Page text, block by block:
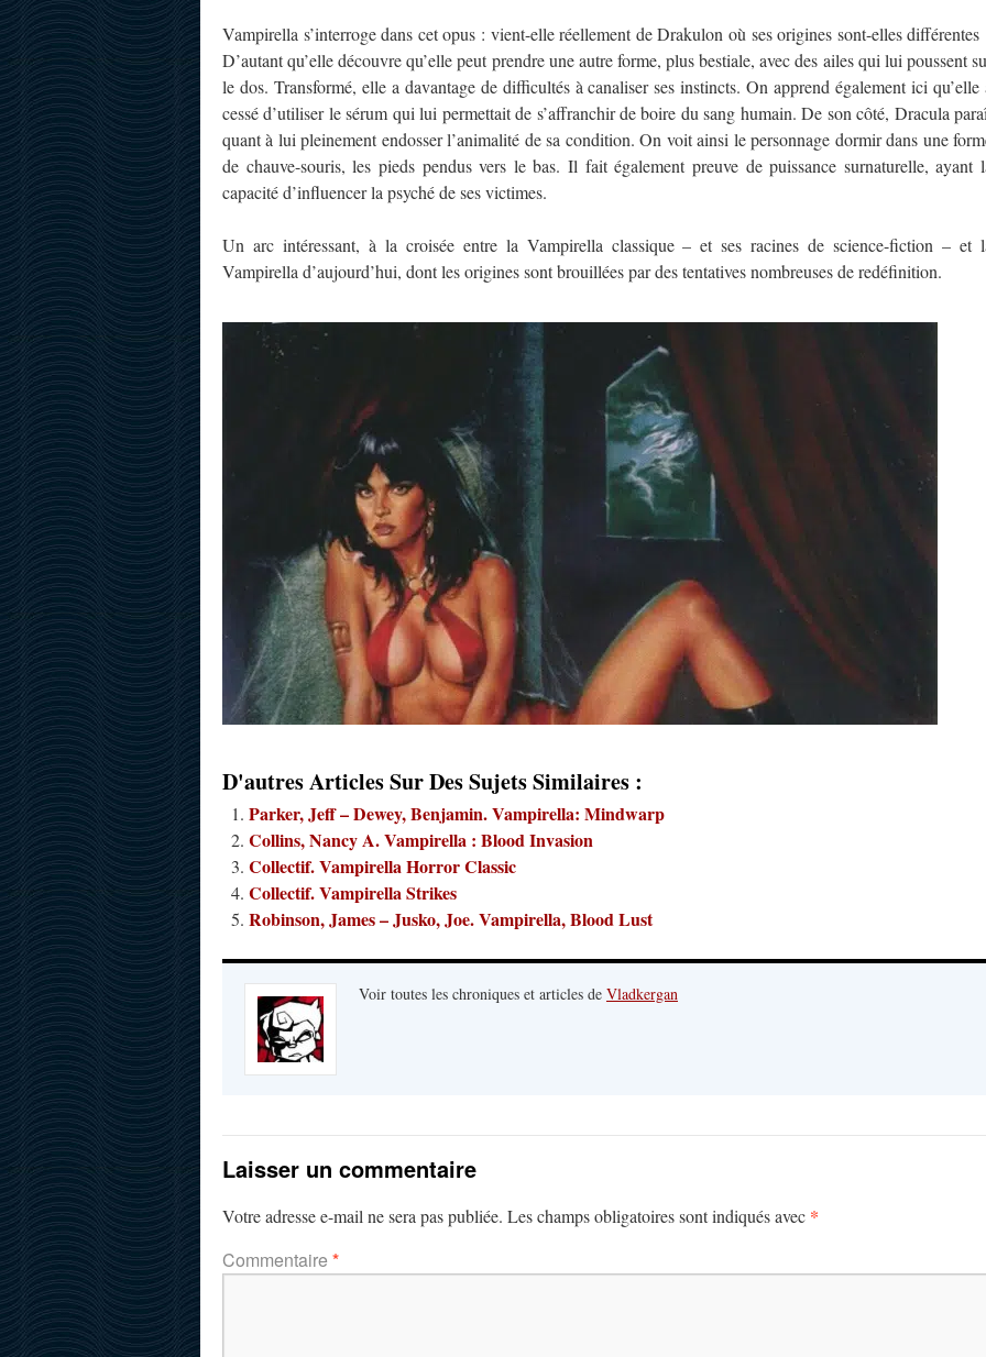
Vampirella s’interroge dans cet opus : vient-elle réellement de Drakulon où ses origines sont-elles différentes
D’autant qu’elle découvre qu’elle peut prendre une autre forme, plus bestiale, avec des ailes qui lui poussent
le dos. Transformé, elle a davantage de difficultés à canaliser ses instincts. On apprend également ici qu’elle
cessé d’utiliser le sérum qui lui permettait de s’affranchir de boire du sang humain. De son côté, Dracula
quant à lui pleinement endosser l’animalité de sa condition. On voit ainsi le personnage dormir dans une
de chauve-souris, les pieds pendus vers le bas. Il fait également preuve de puissance surnaturelle, ayant
capacité d’influencer la psyché de ses victimes.
Un arc intéressant, à la croisée entre la Vampirella classique – et ses racines de science-fiction – et
Vampirella d’aujourd’hui, dont les origines sont brouillées par des tentatives nombreuses de redéfinition.
D'autres Articles Sur Des Sujets Similaires :
Parker, Jeff – Dewey, Benjamin. Vampirella: Mindwarp
Collins, Nancy A. Vampirella : Blood Invasion
Collectif. Vampirella Horror Classic
Collectif. Vampirella Strikes
Robinson, James – Jusko, Joe. Vampirella, Blood Lust
Voir toutes les chroniques et articles de Vladkergan
Laisser un commentaire
Votre adresse e-mail ne sera pas publiée. Les champs obligatoires sont indiqués avec *
Commentaire *